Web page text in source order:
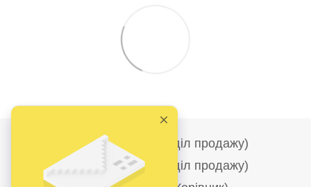
+380986690186 (Відділ продажу)
+380682278284 (Відділ продажу)